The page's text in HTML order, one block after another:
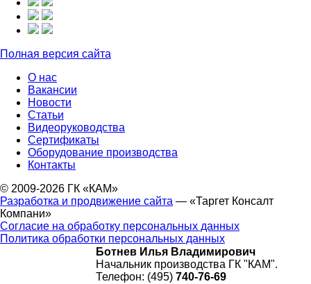
Полная версия сайта
О нас
Вакансии
Новости
Статьи
Видеоруководства
Сертификаты
Оборудование производства
Контакты
© 2009-2026 ГК «КАМ»
Разработка и продвижение сайта — «Таргет Консалт
Компани»
Согласие на обработку персональных данных
Политика обработки персональных данных
Ботнев Илья Владимирович
Начальник производства ГК "КАМ".
Телефон: (495) 740-76-69